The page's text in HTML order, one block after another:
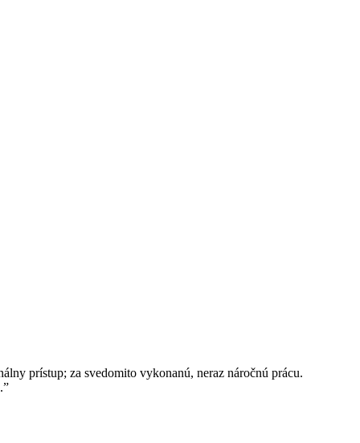
prístup; za svedomito vykonanú, neraz náročnú prácu.
”